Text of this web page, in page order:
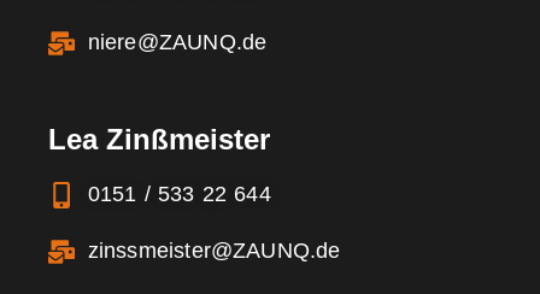
niere@ZAUNQ.de
Lea Zinßmeister
0151 / 533 22 644
zinssmeister@ZAUNQ.de